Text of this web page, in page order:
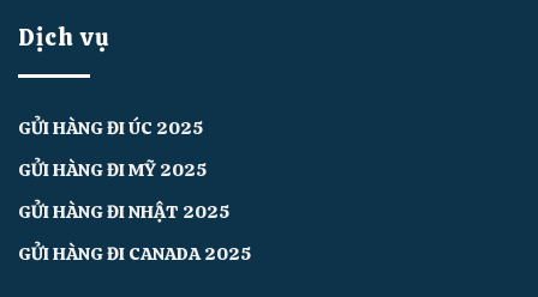
Dịch vụ
GỬI HÀNG ĐI ÚC 2025
GỬI HÀNG ĐI MỸ 2025
GỬI HÀNG ĐI NHẬT 2025
GỬI HÀNG ĐI CANADA 2025